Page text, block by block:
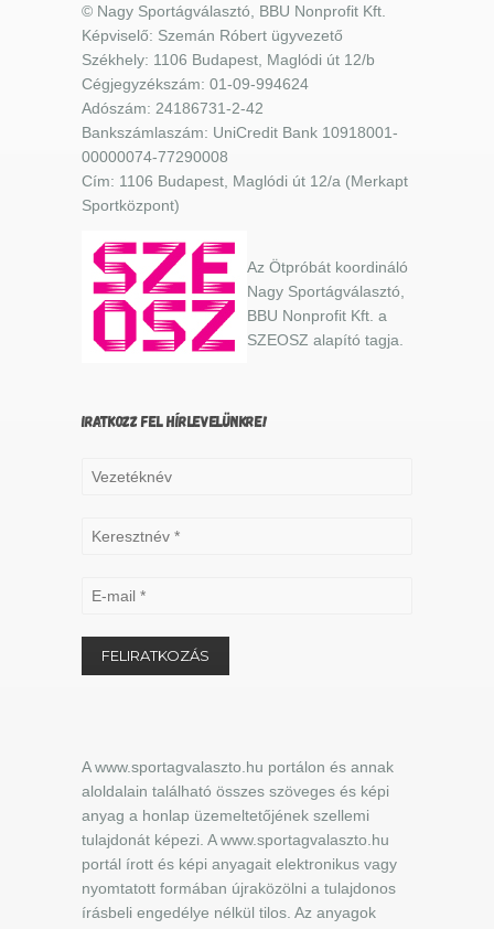
© Nagy Sportágválasztó, BBU Nonprofit Kft.
Képviselő: Szemán Róbert ügyvezető
Székhely: 1106 Budapest, Maglódi út 12/b
Cégjegyzékszám: 01-09-994624
Adószám: 24186731-2-42
Bankszámlaszám: UniCredit Bank 10918001-
00000074-77290008
Cím: 1106 Budapest, Maglódi út 12/a (Merkapt
Sportközpont)
Az Ötpróbát koordináló
Nagy Sportágválasztó,
BBU Nonprofit Kft. a
SZEOSZ alapító tagja.
IRATKOZZ FEL HÍRLEVELÜNKRE!
A www.sportagvalaszto.hu portálon és annak
aloldalain található összes szöveges és képi
anyag a honlap üzemeltetőjének szellemi
tulajdonát képezi. A www.sportagvalaszto.hu
portál írott és képi anyagait elektronikus vagy
nyomtatott formában újraközölni a tulajdonos
írásbeli engedélye nélkül tilos. Az anyagok